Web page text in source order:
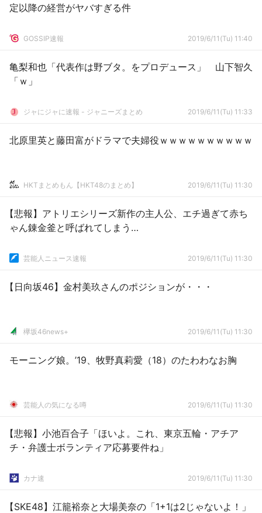
定以降の経営がヤバすぎる件
GOSSIP速報 2019/6/11(Tu) 11:40
亀梨和也「代表作は野ブタ。をプロデュース」 山下智久
「ｗ」
ジャにジャに速報 - ジャニーズまとめ 2019/6/11(Tu) 11:33
北原里英と藤田富がドラマで夫婦役ｗｗｗｗｗｗｗｗｗｗ
HKTまとめもん【HKT48のまとめ】 2019/6/11(Tu) 11:30
【悲報】アトリエシリーズ新作の主人公、エチ過ぎて赤ち
ゃん錬金釜と呼ばれてしまう…
芸能人ニュース速報 2019/6/11(Tu) 11:30
【日向坂46】金村美玖さんのポジションが・・・
欅坂46news+ 2019/6/11(Tu) 11:30
モーニング娘。’19、牧野真莉愛（18）のたわわなお胸
芸能人の気になる噂 2019/6/11(Tu) 11:30
【悲報】小池百合子「ほいよ。これ、東京五輪・アチア
チ・弁護士ボランティア応募要件ね」
カナ速 2019/6/11(Tu) 11:30
【SKE48】江籠裕奈と大場美奈の「1+1は2じゃないよ！」